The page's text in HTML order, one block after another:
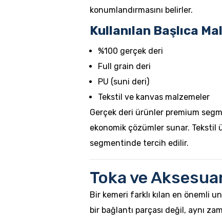
konumlandırmasını belirler.
Kullanılan Başlıca
%100 gerçek deri
Full grain deri
PU (suni deri)
Tekstil ve kanvas malzemeler
Gerçek deri ürünler premium
ekonomik çözümler sunar. Tekstil
segmentinde tercih edilir.
Toka ve
Bir kemeri farklı kılan en önemli
bir bağlantı parçası değil, aynı